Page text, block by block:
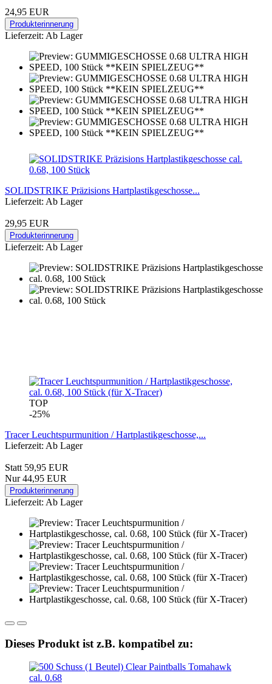
24,95 EUR
Produkterinnerung
Lieferzeit: Ab Lager
SOLIDSTRIKE Präzisions Hartplastikgeschosse...
Lieferzeit: Ab Lager
29,95 EUR
Produkterinnerung
Lieferzeit: Ab Lager
TOP
-25%
Tracer Leuchtspurmunition / Hartplastikgeschosse,...
Lieferzeit: Ab Lager
Statt 59,95 EUR
Nur 44,95 EUR
Produkterinnerung
Lieferzeit: Ab Lager
Dieses Produkt ist z.B. kompatibel zu: